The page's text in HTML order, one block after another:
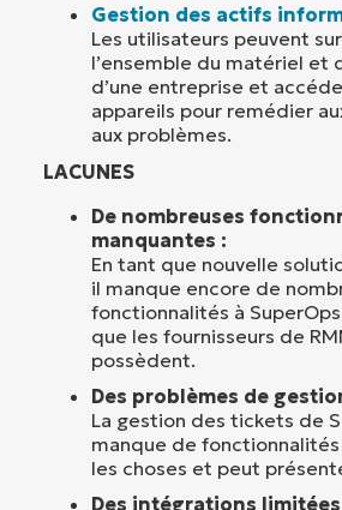
Gestion des actifs
Les utilisateurs peuvent
l’ensemble du matériel et
d’une entreprise et
appareils pour remédier
aux problèmes.
LACUNES
De nombreuses
manquantes :
En tant que nouvelle
il manque encore de
fonctionnalités à
que les fournisseurs de
possèdent.
Des problèmes de
La gestion des tickets de
manque de
les choses et peut
Des intégrations limitées